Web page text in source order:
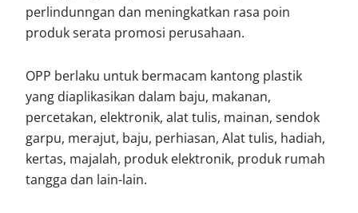
perlindunngan dan meningkatkan rasa poin
produk serata promosi perusahaan.
OPP berlaku untuk bermacam kantong plastik
yang diaplikasikan dalam baju, makanan,
percetakan, elektronik, alat tulis, mainan, sendok
garpu, merajut, baju, perhiasan, Alat tulis, hadiah,
kertas, majalah, produk elektronik, produk rumah
tangga dan lain-lain.